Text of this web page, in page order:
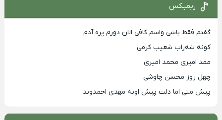
ریمیکس
گفتم فقط باشی واسم کافی الان دورم پره آدم
کونه شه‌راب شعیب کرمی
ممد امیری محمد امیری
چهل روز محسن چاوشی
پیش منی اما دلت پیش اونه مهدی احمدوند